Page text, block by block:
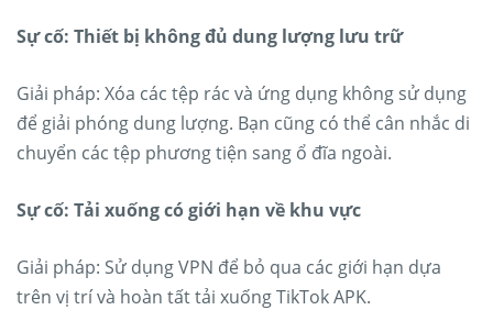
Sự cố: Thiết bị không đủ dung lượng lưu trữ
Giải pháp: Xóa các tệp rác và ứng dụng không sử dụng
để giải phóng dung lượng. Bạn cũng có thể cân nhắc di
chuyển các tệp phương tiện sang ổ đĩa ngoài.
Sự cố: Tải xuống có giới hạn về khu vực
Giải pháp: Sử dụng VPN để bỏ qua các giới hạn dựa
trên vị trí và hoàn tất tải xuống TikTok APK.